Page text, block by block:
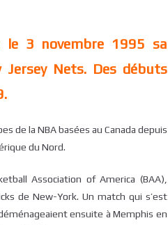
le 3 novembre 1995 sa
Nets. Des débuts
de la NBA basées au Canada depuis
du Nord.
Association of America (BAA),
de New-York. Un match qui s’est
ensuite à Memphis en